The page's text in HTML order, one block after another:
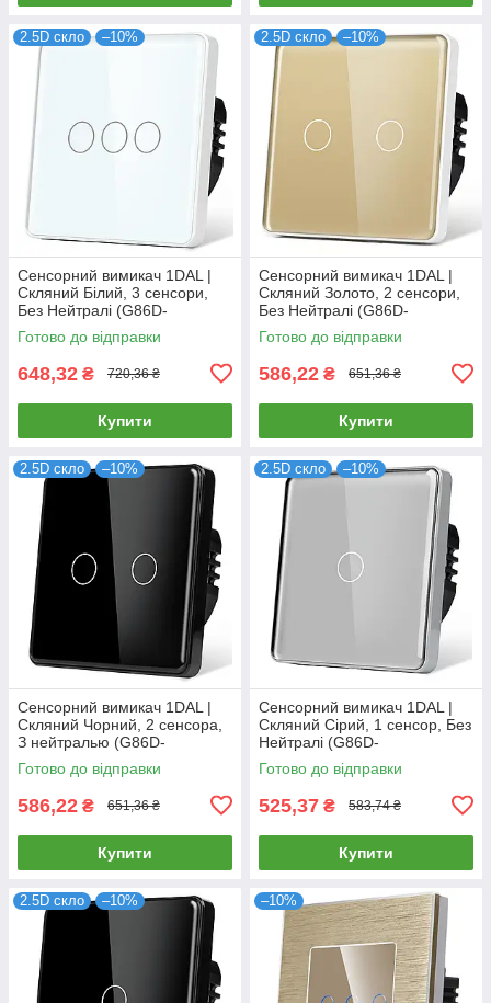
2.5D скло –10%
Сенсорний вимикач 1DAL |
Скляний Білий, 3 сенсори,
Без Нейтралі (G86D-
SW3G.SL.WT)
Готово до відправки
648,32 ₴ 720,36 ₴
Купити
2.5D скло –10%
Сенсорний вимикач 1DAL |
Скляний Золото, 2 сенсори,
Без Нейтралі (G86D-
SW2G.SL.GD)
Готово до відправки
586,22 ₴ 651,36 ₴
Купити
2.5D скло –10%
Сенсорний вимикач 1DAL |
Скляний Чорний, 2 сенсора,
З нейтралью (G86D-
SW2G.BL)
Готово до відправки
586,22 ₴ 651,36 ₴
Купити
2.5D скло –10%
Сенсорний вимикач 1DAL |
Скляний Сірий, 1 сенсор, Без
Нейтралі (G86D-
SW1G.SL.GR)
Готово до відправки
525,37 ₴ 583,74 ₴
Купити
2.5D скло –10% –10%